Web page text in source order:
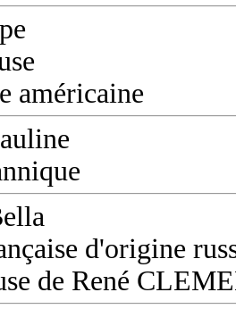
américaine
d'origine
de René